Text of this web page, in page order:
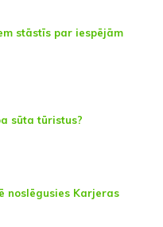
stāstīs par iespējām
sūta tūristus?
noslēgusies Karjeras